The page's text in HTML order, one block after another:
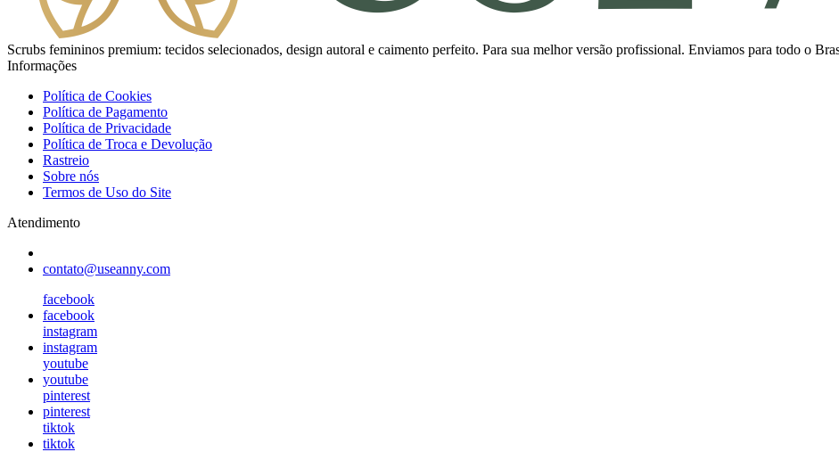
Scrubs femininos premium: tecidos selecionados, design autoral e caimento perfeito. Para sua melhor versão profissional. Enviamos para todo o
Informações
Política de Cookies
Política de Pagamento
Política de Privacidade
Política de Troca e Devolução
Rastreio
Sobre nós
Termos de Uso do Site
Atendimento
contato@useanny.com
facebook
facebook
instagram
instagram
youtube
youtube
pinterest
pinterest
tiktok
tiktok